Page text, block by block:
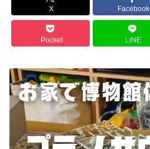
X Facebook
Pocket LINE